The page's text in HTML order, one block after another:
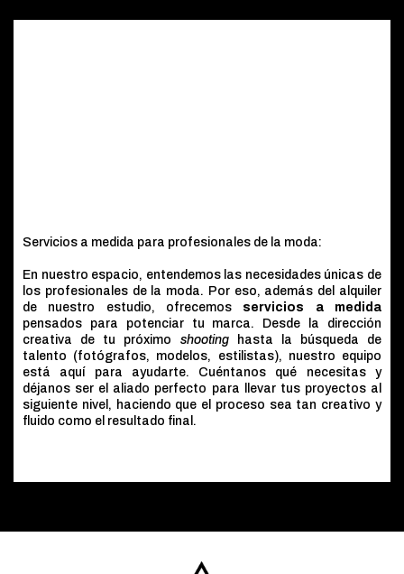
Servicios a medida para profesionales de la moda:
En nuestro espacio, entendemos las necesidades únicas de
los profesionales de la moda. Por eso, además del alquiler
de nuestro estudio, ofrecemos servicios a medida
pensados para potenciar tu marca. Desde la dirección
creativa de tu próximo shootinghasta la búsqueda de
talento (fotógrafos, modelos, estilistas), nuestro equipo
está aquí para ayudarte. Cuéntanos qué necesitas y
déjanos ser el aliado perfecto para llevar tus proyectos al
siguiente nivel, haciendo que el proceso sea tan creativo y
fluido como el resultado final.